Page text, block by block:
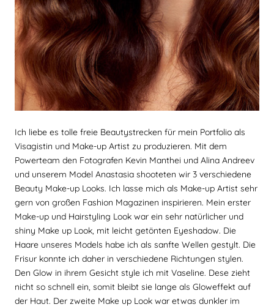
Ich liebe es tolle freie Beautystrecken für mein Portfolio als
Visagistin und Make-up Artist zu produzieren. Mit dem
Powerteam den Fotografen Kevin Manthei und Alina Andreev
und unserem Model Anastasia shooteten wir 3 verschiedene
Beauty Make-up Looks. Ich lasse mich als Make-up Artist sehr
gern von großen Fashion Magazinen inspirieren. Mein erster
Make-up und Hairstyling Look war ein sehr natürlicher und
shiny Make up Look, mit leicht getönten Eyeshadow. Die
Haare unseres Models habe ich als sanfte Wellen gestylt. Die
Frisur konnte ich daher in verschiedene Richtungen stylen.
Den Glow in ihrem Gesicht style ich mit Vaseline. Dese zieht
nicht so schnell ein, somit bleibt sie lange als Gloweffekt auf
der Haut. Der zweite Make up Look war etwas dunkler im